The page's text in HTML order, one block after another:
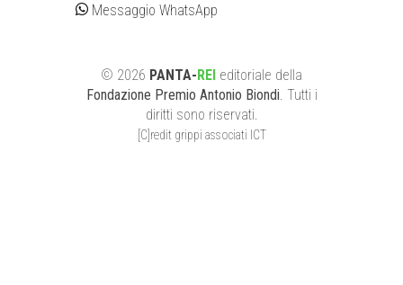
Messaggio WhatsApp
© 2026 PANTA-REI editoriale della
Fondazione Premio Antonio Biondi . Tutti i
diritti sono riservati.
[C]redit grippi associati ICT